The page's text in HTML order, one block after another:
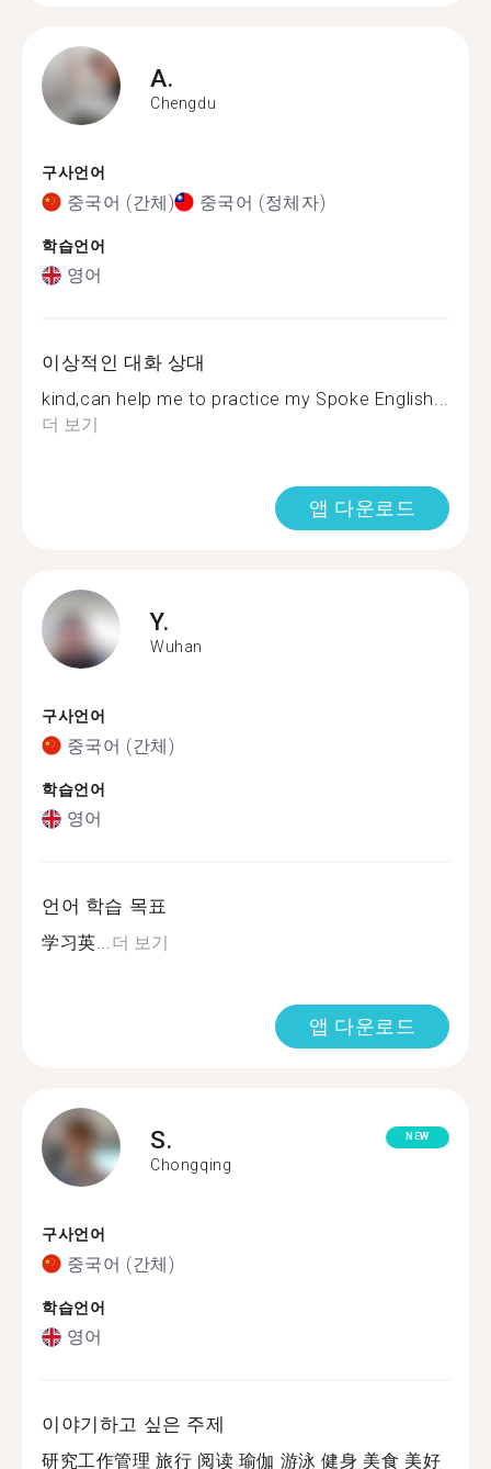
A.
Chengdu
구사언어
중국어 (간체) 중국어 (정체자)
학습언어
영어
이상적인 대화 상대
kind,can help me to practice my Spoke English...
더 보기
앱 다운로드
Y.
Wuhan
구사언어
중국어 (간체)
학습언어
영어
언어 학습 목표
学习英...더 보기
앱 다운로드
S.
Chongqing
NEW
구사언어
중국어 (간체)
학습언어
영어
이야기하고 싶은 주제
研究工作管理 旅行 阅读 瑜伽 游泳 健身 美食 美好